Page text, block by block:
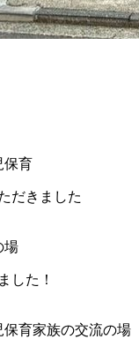
保育
だきました
場
した！
保育家族の交流の場